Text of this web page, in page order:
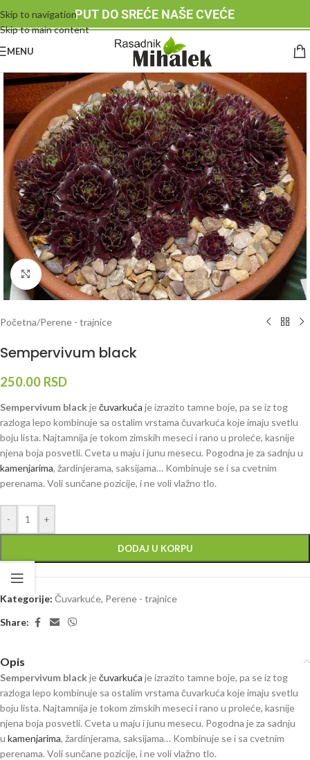
Skip to navigation
Skip to main content
PUT DO SREĆE NAŠE CVEĆE
MENU
Klknite da uvećate
Početna/Perene - trajnice
Sempervivum black
250.00 RSD
Sempervivum blackječuvarkuća je izrazito tamne boje, pa se iz tog
razloga lepo kombinuje sa ostalim vrstama čuvarkuća koje imaju svetlu
boju lista. Najtamnija je tokom zimskih meseci i rano u proleće, kasnije
njena boja posvetli. Cveta u maju i junu mesecu. Pogodna je za sadnju u
kamenjarima, žardinjerama, saksijama… Kombinuje se i sa cvetnim
perenama. Voli sunčane pozicije, i ne voli vlažno tlo.
- +
DODAJ U KORPU
Kategorije: Čuvarkuće, Perene - trajnice
Share:
Opis
Sempervivum blackječuvarkuća je izrazito tamne boje, pa se iz tog
razloga lepo kombinuje sa ostalim vrstama čuvarkuća koje imaju svetlu
boju lista. Najtamnija je tokom zimskih meseci i rano u proleće, kasnije
njena boja posvetli. Cveta u maju i junu mesecu. Pogodna je za sadnju
u kamenjarima, žardinjerama, saksijama… Kombinuje se i sa cvetnim
perenama. Voli sunčane pozicije, i ne voli vlažno tlo.